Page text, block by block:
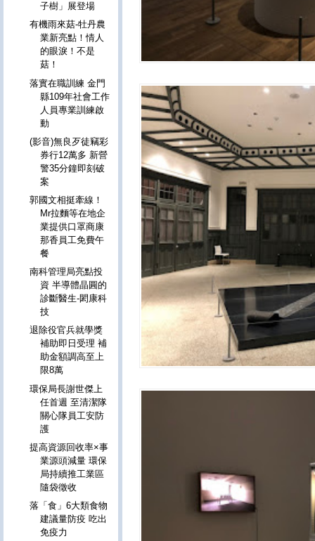
子樹」展登場
有機雨來菇-牡丹農
業新亮點！情人
的眼淚！不是
菇！
落實在職訓練 金門
縣109年社會工作
人員專業訓練啟
動
(影音)無良歹徒竊彩
券行12萬多 新營
警35分鐘即刻破
案
郭國文相挺牽線！
Mr拉麵等在地企
業提供口罩商康
那香員工免費午
餐
南科管理局亮點投
資 半導體晶圓的
診斷醫生-閎康科
技
退除役官兵就學獎
補助即日受理 補
助金額調高至上
限8萬
環保局長謝世傑上
任首週 至清潔隊
關心隊員工安防
護
提高資源回收率×事
業源頭減量 環保
局持續推工業區
隨袋徵收
落「食」6大類食物
建議量防疫 吃出
免疫力